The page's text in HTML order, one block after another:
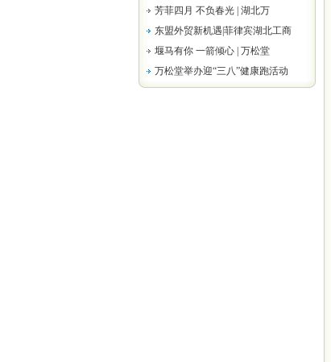
芳菲四月 不负春光 | 湖北万
东盟外贸新机遇|菲律宾湖北工商
堰马有你 一箭倾心 | 万松堂
万松堂举办迎“三八”健康跑活动